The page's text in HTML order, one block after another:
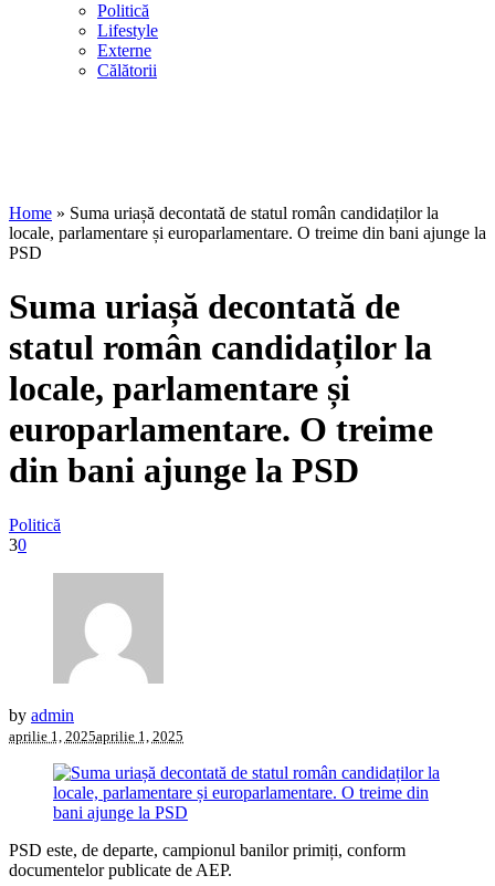
Politică
Lifestyle
Externe
Călătorii
Home » Suma uriașă decontată de statul român candidaților la
locale, parlamentare și europarlamentare. O treime din bani ajunge la
PSD
Suma uriașă decontată de
statul român candidaților la
locale, parlamentare și
europarlamentare. O treime
din bani ajunge la PSD
Politică
30
by admin
aprilie 1, 2025aprilie 1, 2025
PSD este, de departe, campionul banilor primiți, conform
documentelor publicate de AEP.